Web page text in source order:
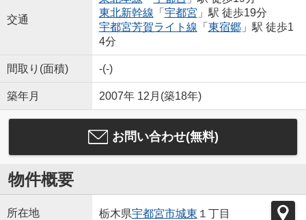
交通
東北新幹線 「 宇都宮 」駅 徒歩19分
宇都宮芳賀ライト線 「 東宿郷」駅 徒歩1
4分
間取り(面積) -(-)
築年月 2007年 12月(築18年)
お問い合わせ(無料)
物件概要
所在地 栃木県宇都宮市城東 １丁目